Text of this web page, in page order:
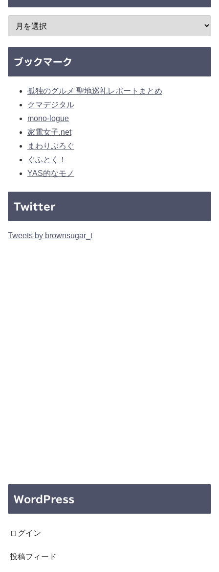
ブックマーク
孤独のグルメ 聖地巡礼レポートまとめ
クマデジタル
mono-logue
家電女子.net
まわりぶろぐ
ぐふとく！
YAS的なモノ
Twitter
Tweets by brownsugar_t
WordPress
ログイン
投稿フィード